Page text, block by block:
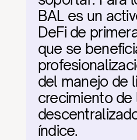
BAL es un
DeFi de
que se
del manejo de
crecimiento de
índice.